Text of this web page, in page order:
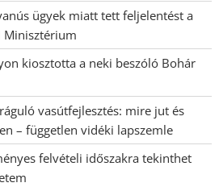
ügyek miatt tett feljelentést a
Minisztérium
kiosztotta a neki beszóló Bohár
vasútfejlesztés: mire jut és
– független vidéki lapszemle
felvételi időszakra tekinthet